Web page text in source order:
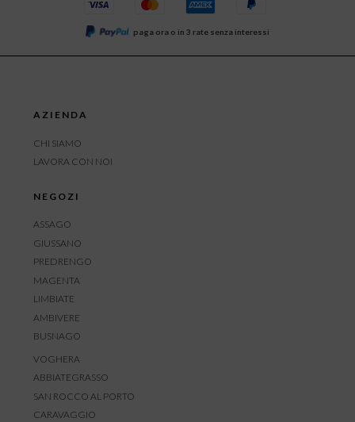
paga ora o in 3 rate senza interessi
AZIENDA
CHI SIAMO
LAVORA CON NOI
NEGOZI
ASSAGO
GIUSSANO
PREDRENGO
MAGENTA
LIMBIATE
AMBIVERE
BUSNAGO
VOGHERA
ABBIATEGRASSO
SAN ROCCO AL PORTO
CARAVAGGIO